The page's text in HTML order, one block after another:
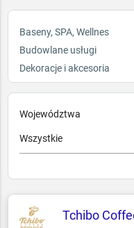
Baseny, SPA, Wellnes
Budowlane usługi
Dekoracje i akcesoria
Galanteria hotelowa
Kompleksowe wyposażenie
Kontrola dostępu, Ppoż
Mała architektura i zieleń
Meble
Minibary, Sejfy, Zamki
Województwa
Tchibo